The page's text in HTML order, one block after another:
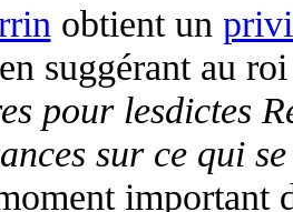
obtient un
suggérant au
pour lesdictes
sur ce qui
important